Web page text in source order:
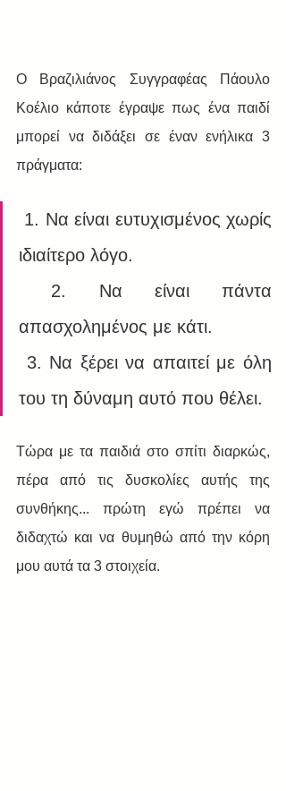
Ο Βραζιλιάνος Συγγραφέας Πάουλο
Κοέλιο κάποτε έγραψε πως ένα παιδί
μπορεί να διδάξει σε έναν ενήλικα 3
πράγματα:
ιδιαίτερο λόγο.
απασχολημένος με κάτι.
Τώρα με τα παιδιά στο σπίτι διαρκώς,
πέρα από τις δυσκολίες αυτής της
συνθήκης... πρώτη εγώ πρέπει να
διδαχτώ και να θυμηθώ από την κόρη
μου αυτά τα 3 στοιχεία.